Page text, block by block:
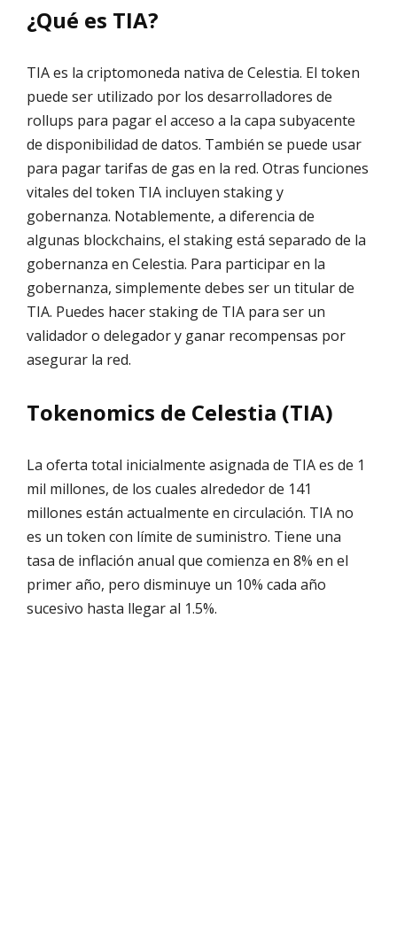
¿Qué es TIA?
TIA es la criptomoneda nativa de Celestia. El token
puede ser utilizado por los desarrolladores de
rollups para pagar el acceso a la capa subyacente
de disponibilidad de datos. También se puede usar
para pagar tarifas de gas en la red. Otras funciones
vitales del token TIA incluyen staking y
gobernanza. Notablemente, a diferencia de
algunas blockchains, el staking está separado de la
gobernanza en Celestia. Para participar en la
gobernanza, simplemente debes ser un titular de
TIA. Puedes hacer staking de TIA para ser un
validador o delegador y ganar recompensas por
asegurar la red.
Tokenomics de Celestia (TIA)
La oferta total inicialmente asignada de TIA es de 1
mil millones, de los cuales alrededor de 141
millones están actualmente en circulación. TIA no
es un token con límite de suministro. Tiene una
tasa de inflación anual que comienza en 8% en el
primer año, pero disminuye un 10% cada año
sucesivo hasta llegar al 1.5%.